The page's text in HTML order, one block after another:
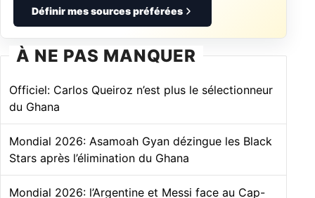
Définir mes sources préférées
À NE PAS MANQUER
Officiel: Carlos Queiroz n’est plus le sélectionneur
du Ghana
Mondial 2026: Asamoah Gyan dézingue les Black
Stars après l’élimination du Ghana
Mondial 2026: l’Argentine et Messi face au Cap-